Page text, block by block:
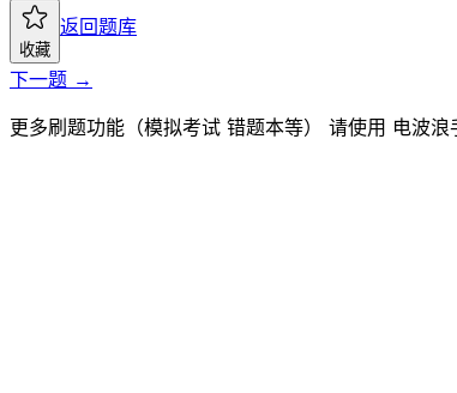
收藏
返回题库
下一题 →
更多刷题功能（模拟考试 错题本等） 请使用 电波浪